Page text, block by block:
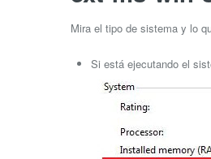
Mira el tipo de sistema y lo
Si está ejecutando el